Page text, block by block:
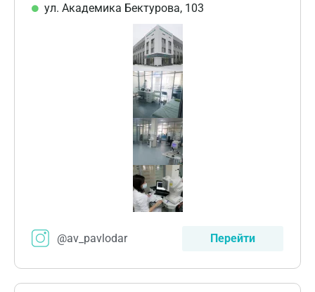
ул. Академика Бектурова, 103
@av_pavlodar Перейти